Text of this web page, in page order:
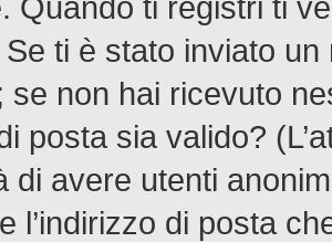
ti è stato inviato
se non hai ricevuto
posta sia valido?
di avere utenti
l’indirizzo di posta